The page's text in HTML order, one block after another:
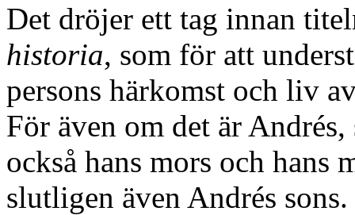
Det dröjer ett tag innan
historia, som för att
persons härkomst och liv
För även om det är
också hans mors och hans
slutligen även Andrés sons.